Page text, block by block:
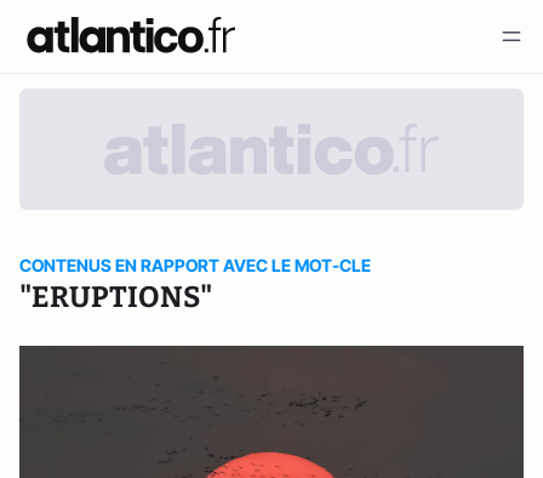
CONTENUS EN RAPPORT AVEC LE MOT-CLE
"ERUPTIONS"